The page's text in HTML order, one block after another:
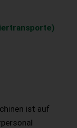
ist auf